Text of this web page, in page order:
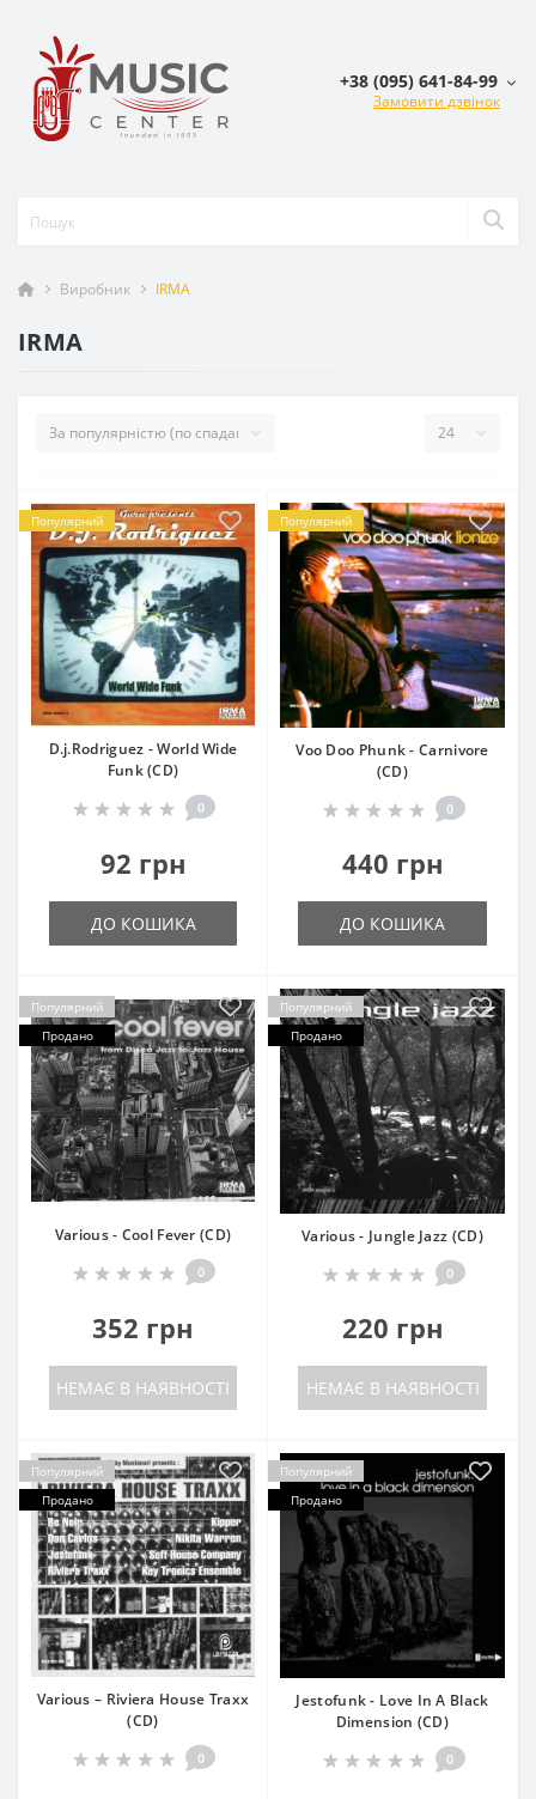
+38 (095) 641-84-99
Замовити дзвінок
Виробник IRMA
IRMA
Популярний
D.j.Rodriguez - World Wide
Funk (CD)
0
92 грн
ДО КОШИКА
Популярний
Voo Doo Phunk - Carnivore
(CD)
0
440 грн
ДО КОШИКА
Популярний
Продано
Various - Cool Fever (CD)
0
352 грн
НЕМАЄ В НАЯВНОСТІ
Популярний
Продано
Various - Jungle Jazz (CD)
0
220 грн
НЕМАЄ В НАЯВНОСТІ
Популярний
Продано
Various – Riviera House Traxx
(CD)
0
Популярний
Продано
Jestofunk - Love In A Black
Dimension (CD)
0